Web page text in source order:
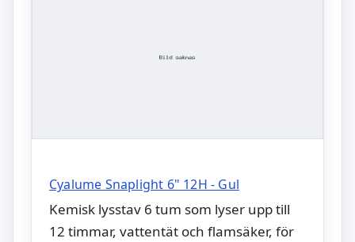
Cyalume Snaplight 6" 12H - Gul
Kemisk lysstav 6 tum som lyser upp till
12 timmar, vattentät och flamsäker, för